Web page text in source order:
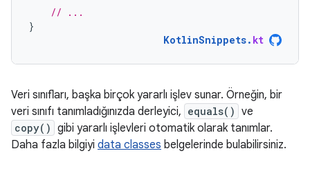
// ...
}
KotlinSnippets. kt
Veri sınıfları, başka birçok yararlı işlev sunar. Örneğin, bir
veri sınıfı tanımladığınızda derleyici, equals() ve
copy() gibi yararlı işlevleri otomatik olarak tanımlar.
Daha fazla bilgiyi data classes belgelerinde bulabilirsiniz.